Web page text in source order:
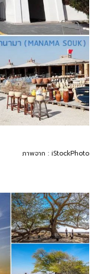
ภาพจาก : iStockPhoto